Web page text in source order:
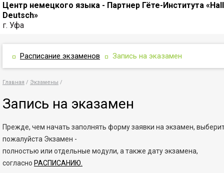
Расписание экзаменов Запись на эказамен
Главная Экзамены
Запись на эказамен
Прежде, чем начать заполнять форму заявки на экзамен,
пожалуйста Экзамен -
полностью или отдельные модули, а также дату экзамена,
согласно РАСПИСАНИЮ.
Центр немецкого языка - Партнер Гёте-Института
Deutsch»
г. Уфа